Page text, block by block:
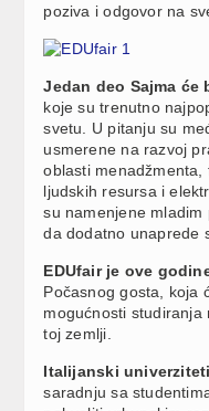
poziva i odgovor na
Jedan deo Sajma će
koje su trenutno
svetu. U pitanju su
usmerene na razvoj
oblasti menadžmenta,
ljudskih resursa i
su namenjene mladim
da dodatno unaprede
EDUfair je ove
Počasnog gosta, koja
mogućnosti studiranja
toj zemlji.
Italijanski univerziteti
saradnju sa